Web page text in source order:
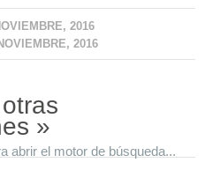
2016
2016
»
abrir el motor de búsqueda...